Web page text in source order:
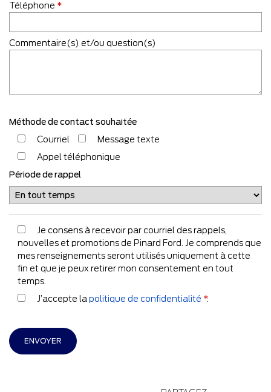
Téléphone *
Commentaire(s) et/ou question(s)
Méthode de contact souhaitée
Courriel
Message texte
Appel téléphonique
Période de rappel
Je consens à recevoir par courriel des rappels,
nouvelles et promotions de Pinard Ford. Je comprends que
mes renseignements seront utilisés uniquement à cette
fin et que je peux retirer mon consentement en tout
temps.
J’accepte la politique de confidentialité *.